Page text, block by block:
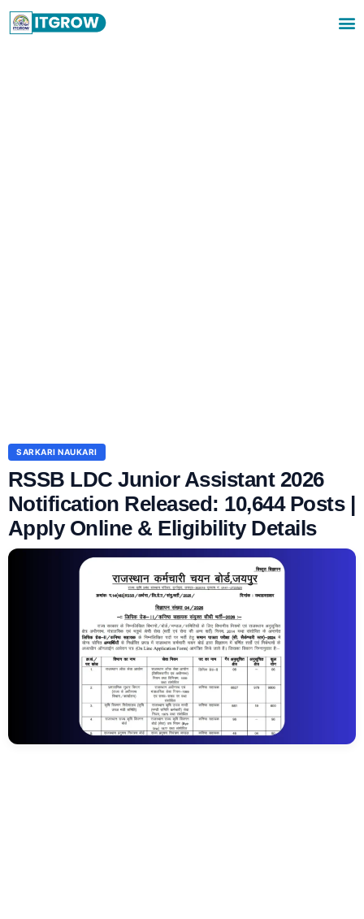
SARKARI NAUKARI
RSSB LDC Junior Assistant 2026
Notification Released: 10,644 Posts |
Apply Online & Eligibility Details